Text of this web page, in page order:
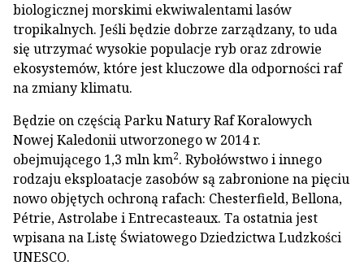
biologicznej morskimi ekwiwalentami lasów
tropikalnych. Jeśli będzie dobrze zarządzany, to uda
się utrzymać wysokie populacje ryb oraz zdrowie
ekosystemów, które jest kluczowe dla odporności raf
na zmiany klimatu.
Będzie on częścią Parku Natury Raf Koralowych
Nowej Kaledonii utworzonego w 2014 r.
obejmującego 1,3 mln km2. Rybołówstwo i innego
rodzaju eksploatacje zasobów są zabronione na pięciu
nowo objętych ochroną rafach: Chesterfield, Bellona,
Pétrie, Astrolabe i Entrecasteaux. Ta ostatnia jest
wpisana na Listę Światowego Dziedzictwa Ludzkości
UNESCO.